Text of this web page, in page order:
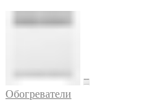
Обогреватели